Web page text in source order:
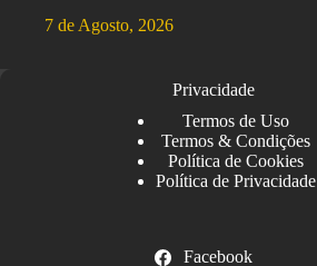
7 de Agosto, 2026
Privacidade
Termos de Uso
Termos & Condições
Política de Cookies
Política de Privacidade
Facebook